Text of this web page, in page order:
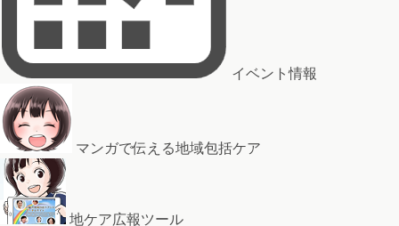
イベント情報
マンガで伝える地域包括ケア
地ケア広報ツール